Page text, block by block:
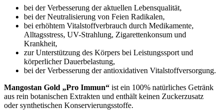
bei der Verbesserung der aktuellen Lebensqualität,
bei der Neutralisierung von Feien Radikalen,
bei erhöhtem Vitalstoffverbrauch durch Medikamente,
Alltagsstress, UV-Strahlung, Zigarettenkonsum und
Krankheit,
zur Unterstützung des Körpers bei Leistungssport und
körperlicher Dauerbelastung,
bei der Verbesserung der antioxidativen Vitalstoffversorgung.
Mangostan Gold „Pro Immun“ ist ein 100% natürliches Getränk
aus rein botanischen Extrakten und enthält keinen Zuckerzusatz
oder synthetischen Konservierungsstoffe.